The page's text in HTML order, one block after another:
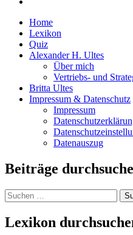
Home
Lexikon
Quiz
Alexander H. Ultes
Über mich
Vertriebs- und
Britta Ultes
Impressum & Datenschutz
Impressum
Datenauszug
Beiträge
Suchen
nach:
Lexikon